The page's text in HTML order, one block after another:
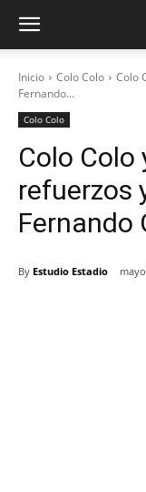
Inicio Colo Colo
Colo
Fernando...
Colo Colo
Colo Colo
refuerzos
Fernando
By Estudio Estadio